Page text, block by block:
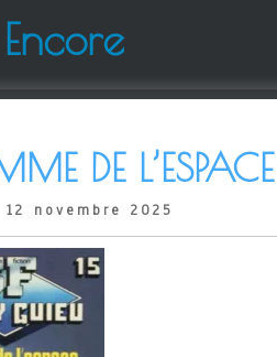
DE
novembre 2025